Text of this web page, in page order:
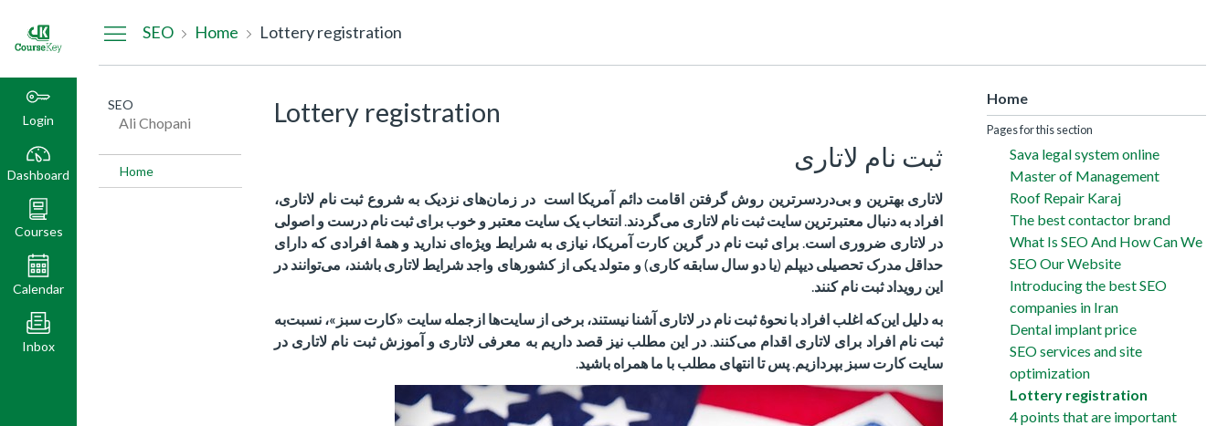
Login
Dashboard
Courses
Calendar
Inbox
SEO Home Lottery registration
SEO
Ali Chopani
Home
Lottery registration
ثبت نام لاتاری
لاتاری بهترین و بی‌دردسرترین روش گرفتن اقامت دائم آمریکا است در زمان‌های نزدیک به شروع ثبت نام لاتاری،
افراد به دنبال معتبرترین سایت ثبت نام لاتاری می‌گردند.انتخاب یک سایت معتبر و خوب برای ثبت نام درست و اصولی
در لاتاری ضروری است. برای ثبت نام در گرین کارت آمریکا، نیازی به شرایط ویژه‌ای ندارید و همهٔ افرادی که دارای
حداقل مدرک تحصیلی دیپلم (یا دو سال سابقه کاری)و متولد یکی از کشورهای واجد شرایط لاتاری باشند، می‌توانند در
این رویداد ثبت نام کنند.
به دلیل این‌که اغلب افراد با نحوهٔ ثبت نام در لاتاری آشنا نیستند، برخی از سایت‌ها ازجمله سایت «کارت سبز»، نسبت‌به
ثبت نام افراد برای لاتاری اقدام می‌کنند.در این مطلب نیز قصد داریم به معرفی لاتاری و آموزش ثبت نام لاتاری در
سایت کارت سبز بپردازیم.پس تا انتهای مطلب با ما همراه باشید.
Home
Pages for this section
Sava legal system online
Master of Management
Roof Repair Karaj
The best contactor brand
What Is SEO And How Can We
SEO Our Website
Introducing the best SEO
companies in Iran
Dental implant price
SEO services and site
optimization
Lottery registration
4 points that are important